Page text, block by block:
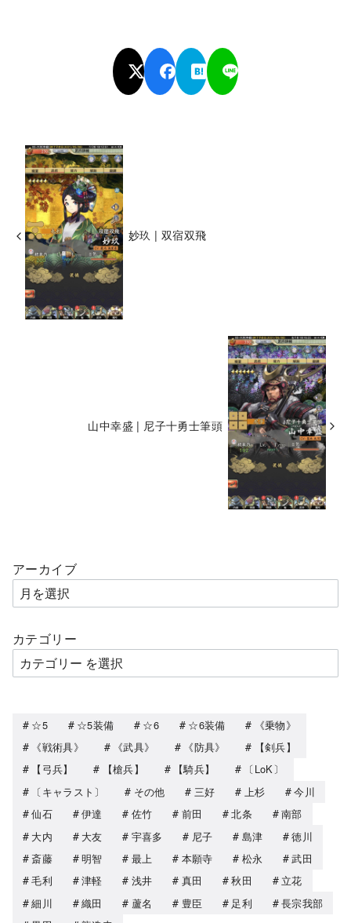
妙玖 | 双宿双飛
山中幸盛 | 尼子十勇士筆頭
アーカイブ
カテゴリー
☆5 ☆5装備 ☆6 ☆6装備
《乗物》
《戦術具》
《武具》 《防具》
【剣兵】
【弓兵】
【槍兵】 【騎兵】
〔LoK〕
〔キャラスト〕
その他 三好 上杉
今川
仙石
伊達 佐竹 前田 北条
南部
大内
大友 宇喜多 尼子 島津
徳川
斎藤
明智 最上 本願寺 松永
武田
毛利
津軽 浅井 真田 秋田
立花
細川
織田 蘆名 豊臣 足利
長宗我部